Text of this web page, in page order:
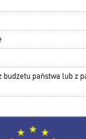
budżetu państwa lub z